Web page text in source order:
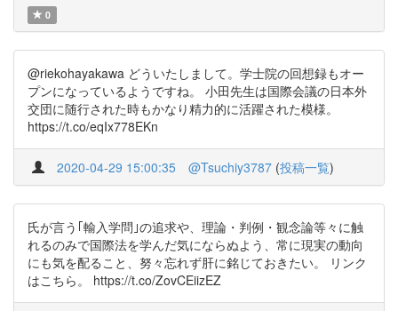
0
@riekohayakawa どういたしまして。学士院の回想録もオー
プンになっているようですね。 小田先生は国際会議の日本外
交団に随行された時もかなり精力的に活躍された模様。
https://t.co/eqIx778EKn
2020-04-29 15:00:35 @Tsuchiy3787 (投稿一覧)
氏が言う｢輸入学問｣の追求や、理論・判例・観念論等々に触
れるのみで国際法を学んだ気にならぬよう、常に現実の動向
にも気を配ること、努々忘れず肝に銘じておきたい。 リンク
はこちら。 https://t.co/ZovCEiizEZ